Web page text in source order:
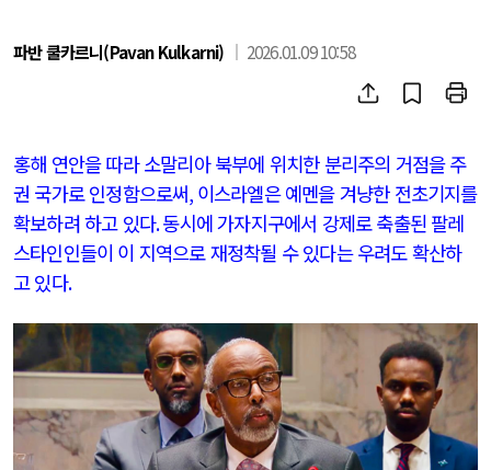
파반 쿨카르니(Pavan Kulkarni) 2026.01.09 10:58
홍해 연안을 따라 소말리아 북부에 위치한 분리주의 거점을 주
권 국가로 인정함으로써, 이스라엘은 예멘을 겨냥한 전초기지를
확보하려 하고 있다.동시에 가자지구에서 강제로 축출된 팔레
스타인인들이 이 지역으로 재정착될 수 있다는 우려도 확산하
고 있다.